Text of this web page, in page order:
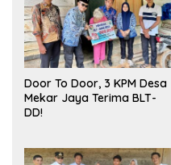
Door To Door, 3 KPM Desa
Mekar Jaya Terima BLT-
DD!